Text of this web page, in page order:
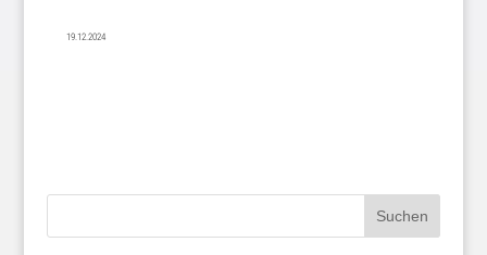
19.12.2024